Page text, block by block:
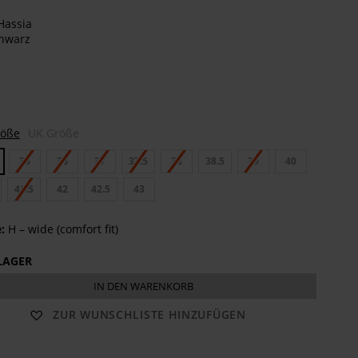
35 36 37 37.5 38 38.5 39 40
41.5 42 42.5 43
H – wide (comfort fit)
IN DEN WARENKORB
ZUR WUNSCHLISTE HINZUFÜGEN